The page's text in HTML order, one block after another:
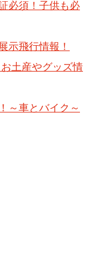
必須！子供も必
示飛行情報！
土産やグッズ情
～車とバイク～